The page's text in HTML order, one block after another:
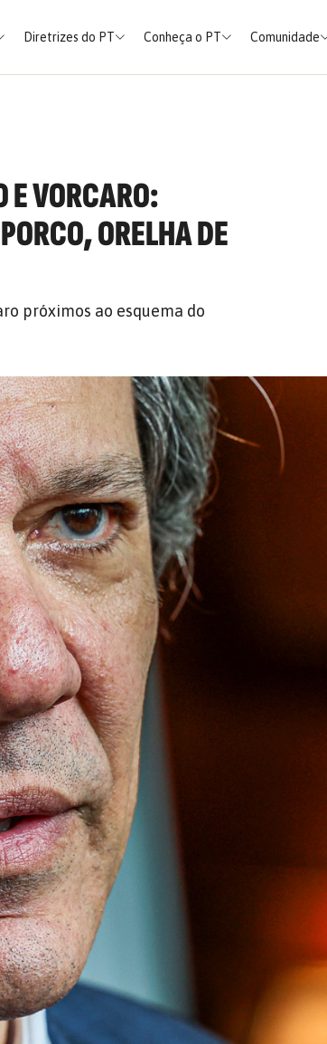
Diretrizes do PT Conheça o PT Comunidade
E VORCARO:
ORELHA DE
próximos ao esquema do